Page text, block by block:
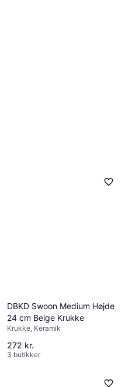
DBKD Swoon Medium Højde
24 cm Beige Krukke
Krukke, Keramik
272 kr.
3 butikker